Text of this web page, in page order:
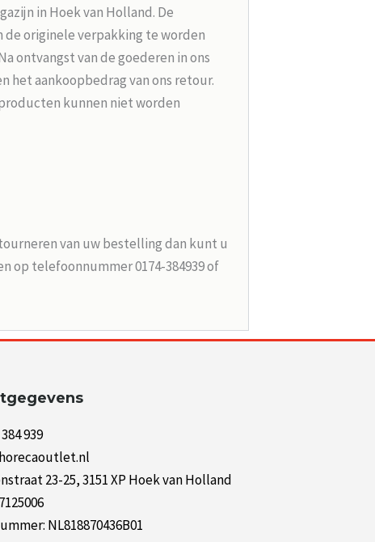
in Hoek van Holland. De
originele verpakking te worden
ontvangst van de goederen in ons
het aankoopbedrag van ons retour.
kunnen niet worden
van uw bestelling dan kunt u
op telefoonnummer 0174-384939 of
939
23-25, 3151 XP Hoek van Holland
NL818870436B01